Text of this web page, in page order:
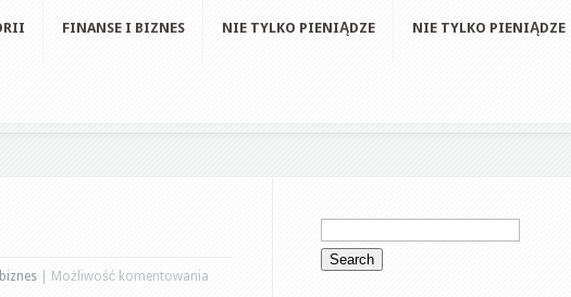
FINANSE I BIZNES NIE TYLKO PIENIĄDZE NIE TYLKO PIENIĄDZE
Możliwość komentowania